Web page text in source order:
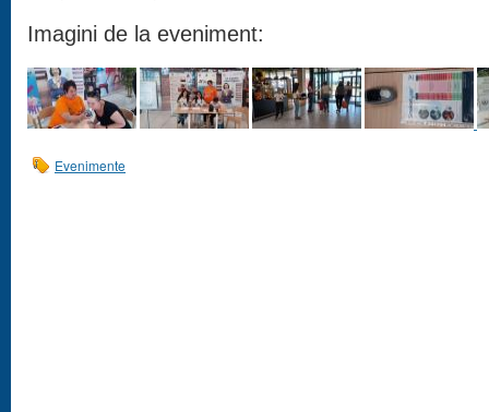
Imagini de la eveniment:
Evenimente